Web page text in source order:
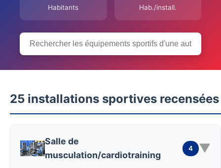
Habitants Hab./install.
25 installations sportives recensées
Salle de
musculation/cardiotraining
4 ▼